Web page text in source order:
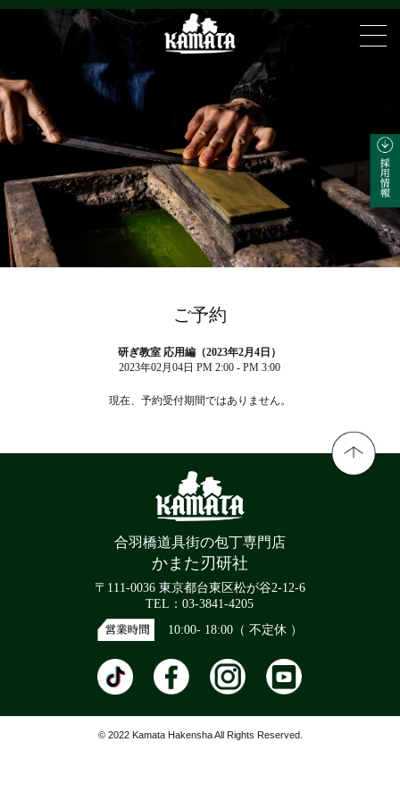
ご予約
研ぎ教室 応用編（2023年2月4日）
2023年02月04日 PM 2:00 - PM 3:00
現在、予約受付期間ではありません。
合羽橋道具街の包丁専門店
かまた刃研社
〒111-0036 東京都台東区松が谷2-12-6
TEL：03-3841-4205
10:00- 18:00（ 不定休 ）
© 2022 Kamata Hakensha All Rights Reserved.